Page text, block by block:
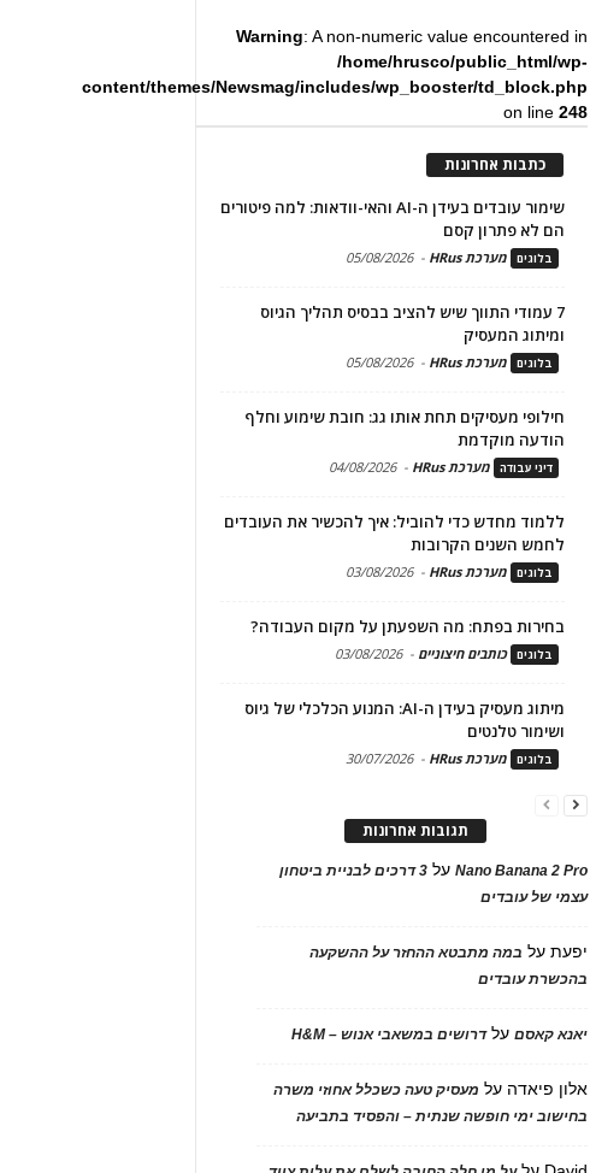
Warning: A non-numeric value encountered in
/home/hrusco/public_html/wp-
content/themes/Newsmag/includes/wp_booster/td_block.php
on line248
כתבות אחרונות
שימור עובדים בעידן ה-AI והאי-וודאות: למה פיטורים
הם לא פתרון קסם
בלוגים מערכת HRus -
05/08/2026
7 עמודי התווך שיש להציב בבסיס תהליך הגיוס
ומיתוג המעסיק
בלוגים מערכת HRus -
05/08/2026
חילופי מעסיקים תחת אותו גג: חובת שימוע וחלף
הודעה מוקדמת
דיני עבודה מערכת HRus -
04/08/2026
ללמוד מחדש כדי להוביל: איך להכשיר את העובדים
לחמש השנים הקרובות
בלוגים מערכת HRus -
03/08/2026
בחירות בפתח: מה השפעתן על מקום העבודה?
בלוגים כותבים חיצוניים -
03/08/2026
מיתוג מעסיק בעידן ה-AI: המנוע הכלכלי של גיוס
ושימור טלנטים
בלוגים מערכת HRus -
30/07/2026
תגובות אחרונות
Nano Banana 2 Proעל
3 דרכים לבניית ביטחון
עצמי של עובדים
יפעתעל במה מתבטא ההחזר על ההשקעה
בהכשרת עובדים
יאנא קאסםעלדרושים במשאבי אנוש – H&M
אלון פיאדה על מעסיק טעה כשכלל אחוזי משרה
בחישוב ימי חופשה שנתית – והפסיד בתביעה